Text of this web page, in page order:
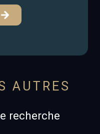
AUTRES
recherche